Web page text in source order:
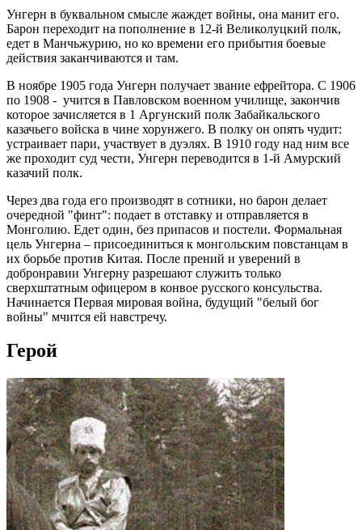
Унгерн в буквальном смысле жаждет войны, она манит его.
Барон переходит на пополнение в 12-й Великолуцкий полк,
едет в Манчьжурию, но ко времени его прибытия боевые
действия заканчиваются и там.
В ноябре 1905 года Унгерн получает звание ефрейтора. С 1906
по 1908 - учится в Павловском военном училище, закончив
которое зачисляется в 1 Аргунский полк Забайкальского
казачьего войска в чине хорунжего. В полку он опять чудит:
устраивает пари, участвует в дуэлях. В 1910 году над ним все
же проходит суд чести, Унгерн переводится в 1-й Амурский
казачий полк.
Через два года его производят в сотники, но барон делает
очередной "финт": подает в отставку и отправляется в
Монголию. Едет один, без припасов и постели. Формальная
цель Унгерна – присоединиться к монгольским повстанцам в
их борьбе против Китая. После прений и уверений в
добронравии Унгерну разрешают служить только
сверхштатным офицером в конвое русского консульства.
Начинается Первая мировая война, будущий "белый бог
войны" мчится ей навстречу.
Герой